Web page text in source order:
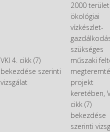
VKI 4. cikk (7)
bekezdése szerinti
vizsgálat
2000 terület
ökológiai
vízkészlet-
szükséges
műszaki
projekt
keretében,
cikk (7)
bekezdése
szerinti